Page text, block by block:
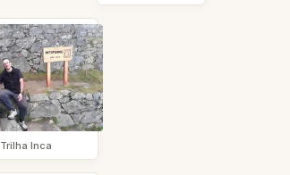
Trilha Inca